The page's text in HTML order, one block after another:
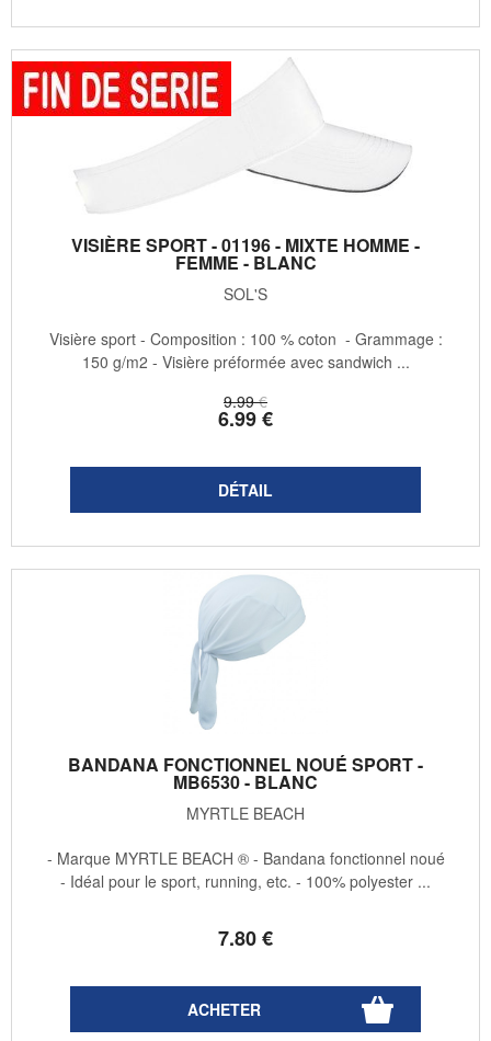
VISIÈRE SPORT - 01196 - MIXTE HOMME -
FEMME - BLANC
SOL'S
9.99 €
6.99€
Visière sport - Composition : 100 % coton - Grammage :
150 g/m2 - Visière préformée avec sandwich ...
BANDANA FONCTIONNEL NOUÉ SPORT -
MB6530 - BLANC
MYRTLE BEACH
7.80€
- Marque MYRTLE BEACH ® - Bandana fonctionnel noué
- Idéal pour le sport, running, etc. - 100% polyester ...